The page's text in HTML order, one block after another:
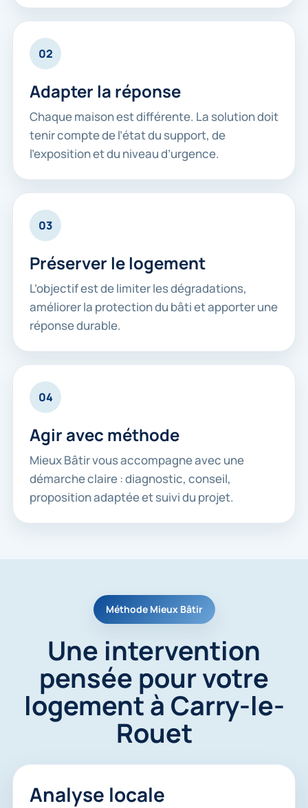
02
Adapter la réponse
Chaque maison est différente. La solution doit
tenir compte de l’état du support, de
l’exposition et du niveau d’urgence.
03
Préserver le logement
L’objectif est de limiter les dégradations,
améliorer la protection du bâti et apporter une
réponse durable.
04
Agir avec méthode
Mieux Bâtir vous accompagne avec une
démarche claire : diagnostic, conseil,
proposition adaptée et suivi du projet.
Méthode Mieux Bâtir
Une intervention
pensée pour votre
logement à Carry-le-
Rouet
Analyse locale